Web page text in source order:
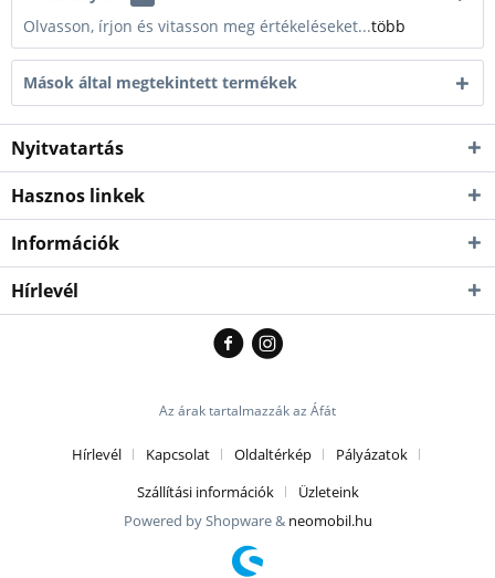
Olvasson, írjon és vitasson meg értékeléseket...több
Mások által megtekintett termékek
Nyitvatartás
Hasznos linkek
Információk
Hírlevél
Az árak tartalmazzák az Áfát
Hírlevél Kapcsolat Oldaltérkép
Pályázatok
Szállítási információk
Üzleteink
Powered by Shopware & neomobil.hu